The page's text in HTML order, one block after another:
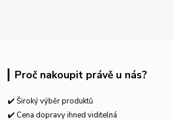
Proč nakoupit právě u nás?
✔️ Široký výběr produktů
✔️ Cena dopravy ihned viditelná